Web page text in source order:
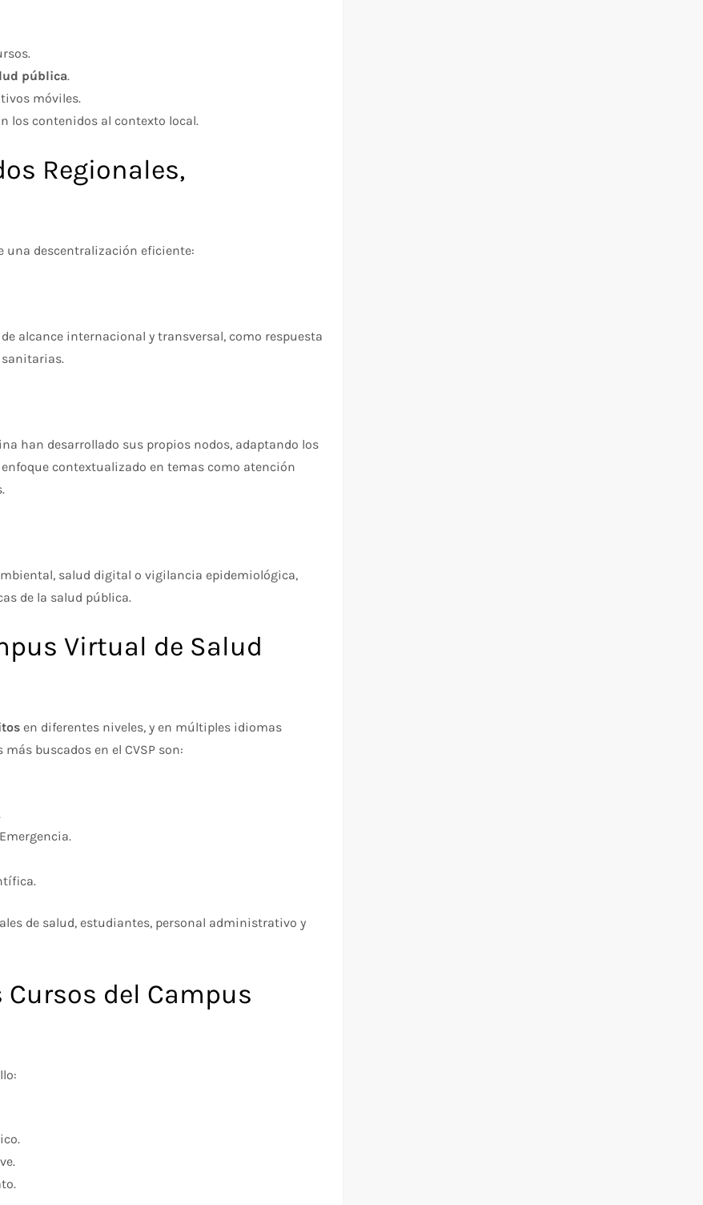
pública.
móviles.
los contenidos al contexto local.
Regionales,
una descentralización eficiente:
alcance internacional y transversal, como respuesta
sanitarias.
han desarrollado sus propios nodos, adaptando los
contextualizado en temas como atención
salud digital o vigilancia epidemiológica,
de la salud pública.
Virtual de Salud
en diferentes niveles, y en múltiples idiomas
buscados en el CVSP son:
de salud, estudiantes, personal administrativo y
del Campus